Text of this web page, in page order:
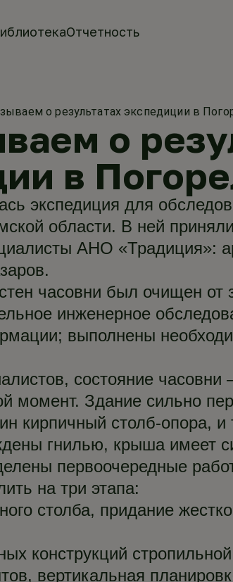
Отчетность
о результатах экспедиции в
о
в
экспедиция для
области. В ней
АНО «Традиция»:
часовни был очищен от
инженерное
выполнены
состояние часовни
момент. Здание сильно
кирпичный столб-опора, и
гнилью, крыша имеет
первоочередные
на три этапа:
столба, придание
конструкций
вертикальная